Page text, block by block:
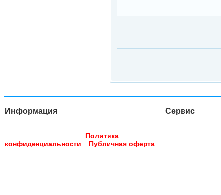
Информация
Политика
конфиденциальности
Публичная оферта
Сервис